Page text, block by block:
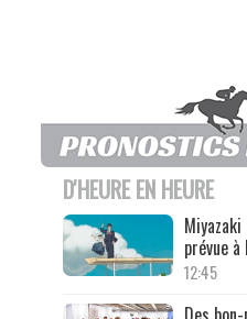
D'HEURE EN HEURE
prévue
12:45